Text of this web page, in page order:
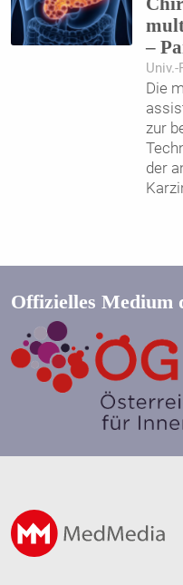
–
Die
zur
der
Offizielles Medium